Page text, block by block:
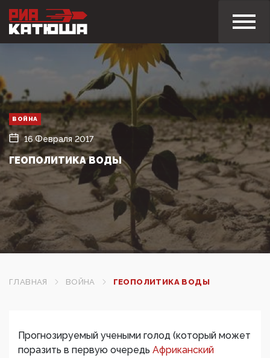
ВОЙНА
16 Февраля 2017
ГЕОПОЛИТИКА ВОДЫ
ГЛАВНАЯ ВОЙНА ГЕОПОЛИТИКА ВОДЫ
Прогнозируемый учеными голод (который может
поразить в первую очередь Африканский